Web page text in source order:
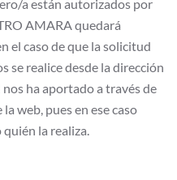
a están autorizados por
AMARA quedará
el caso de que la solicitud
se realice desde la dirección
ha aportado a través de
web, pues en ese caso
la realiza.